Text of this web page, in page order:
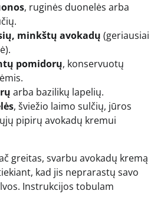
, ruginės duonelės arba
minkštų avokadų (geriausiai
pomidorų, konservuotų
arba bazilikų lapelių.
, šviežio laimo sulčių, jūros
pipirų avokadų kremui
greitas, svarbu avokadų kremą
kad jis neprarastų savo
Instrukcijos tobulam